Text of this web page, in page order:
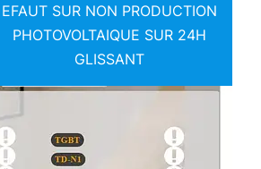
EFAUT SUR NON PRODUCTION
PHOTOVOLTAIQUE SUR 24H
GLISSANT